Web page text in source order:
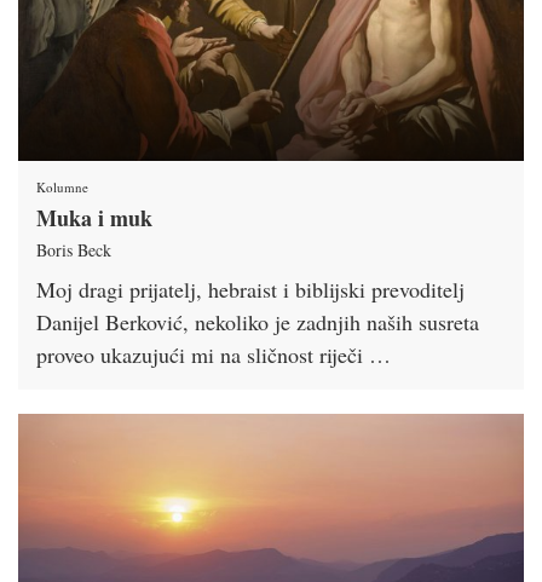
Kolumne
Muka i muk
Boris Beck
Moj dragi prijatelj, hebraist i biblijski prevoditelj
Danijel Berković, nekoliko je zadnjih naših susreta
proveo ukazujući mi na sličnost riječi …